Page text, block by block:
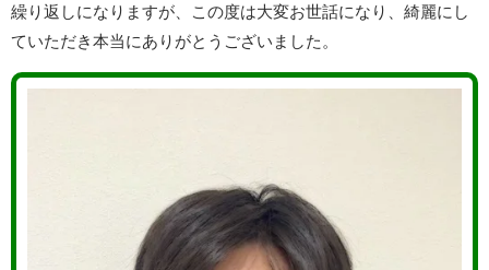
繰り返しになりますが、この度は大変お世話になり、綺麗にし
ていただき本当にありがとうございました。